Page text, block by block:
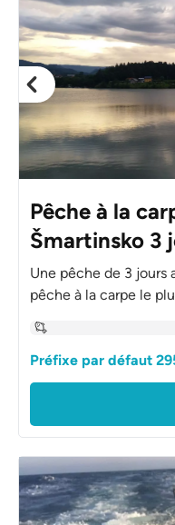
Pêche à la
Šmartinsko 3
Une pêche de 3 jours
pêche à la carpe le
Préfixe par défaut